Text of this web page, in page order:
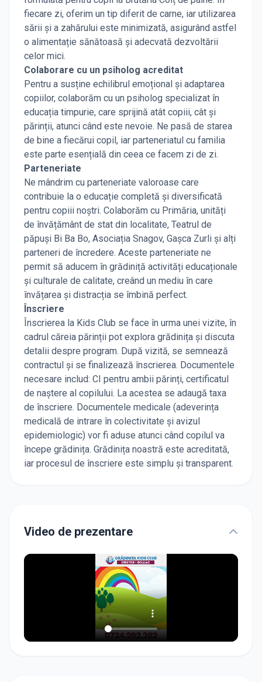
fiecare zi, oferim un tip diferit de carne, iar utilizarea
sării și a zahărului este minimizată, asigurând astfel
o alimentație sănătoasă și adecvată dezvoltării
celor mici.
Colaborare cu un psiholog acreditat
Pentru a susține echilibrul emoțional și adaptarea
copiilor, colaborăm cu un psiholog specializat în
educația timpurie, care sprijină atât copiii, cât și
părinții, atunci când este nevoie. Ne pasă de starea
de bine a fiecărui copil, iar parteneriatul cu familia
este parte esențială din ceea ce facem zi de zi.
Parteneriate
Ne mândrim cu parteneriate valoroase care
contribuie la o educație completă și diversificată
pentru copiii noștri. Colaborăm cu Primăria, unități
de învățământ de stat din localitate, Teatrul de
păpuși Bi Ba Bo, Asociația Snagov, Gașca Zurli și alți
parteneri de încredere. Aceste parteneriate ne
permit să aducem în grădiniță activități educaționale
și culturale de calitate, creând un mediu în care
învățarea și distracția se îmbină perfect.
Înscriere
Înscrierea la Kids Club se face în urma unei vizite, în
cadrul căreia părinții pot explora grădinița și discuta
detalii despre program. După vizită, se semnează
contractul și se finalizează înscrierea. Documentele
necesare includ: CI pentru ambii părinți, certificatul
de naștere al copilului. La acestea se adaugă taxa
de înscriere. Documentele medicale (adeverința
medicală de intrare în colectivitate și avizul
epidemiologic) vor fi aduse atunci când copilul va
începe grădinița. Grădinița noastră este acreditată,
iar procesul de înscriere este simplu și transparent.
Video de prezentare